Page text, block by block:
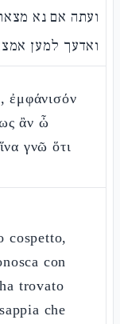
ועתה אם נא
ואדעך למען
ἐμφάνισόν
ἂν ὦ
γνῶ ὅτι
cospetto,
con
trovato
che